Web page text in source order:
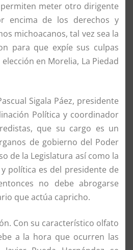
permiten meter otro dirigente
encima de los derechos y
michoacanos, tal vez sea la
para que expíe sus culpas
en Morelia, La Piedad
Sigala Páez, presidente
Política y coordinador
que su cargo es un
de gobierno del Poder
de la Legislatura así como la
política es del presidente de
no debe abrogarse
que actúa capricho.
Con su característico olfato
a la hora que ocurren las